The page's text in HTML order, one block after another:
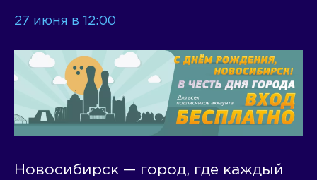
27 июня в 12:00
Новосибирск — город, где каждый